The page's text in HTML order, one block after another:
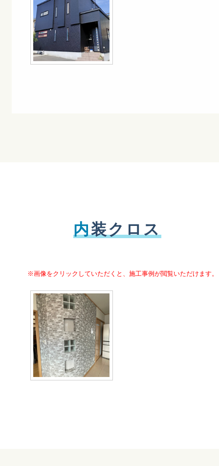
内装クロス
※画像をクリックしていただくと、施工事例が閲覧いただけます。